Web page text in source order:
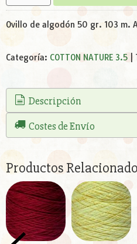
Ovillo de algodón 50 gr. 103 m.
Categoría: COTTON NATURE 3.5
Descripción
Costes de Envío
Productos